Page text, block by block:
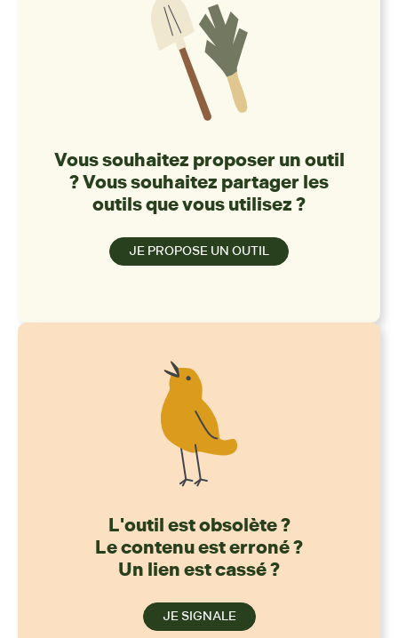
Vous souhaitez proposer un outil
? Vous souhaitez partager les
outils que vous utilisez ?
JE PROPOSE UN OUTIL
L'outil est obsolète ?
Le contenu est erroné ?
Un lien est cassé ?
JE SIGNALE